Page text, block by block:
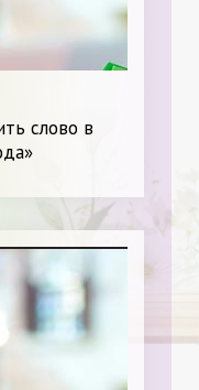
слово в